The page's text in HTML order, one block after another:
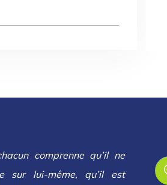
comprenne qu’il ne
sur lui-même, qu’il est